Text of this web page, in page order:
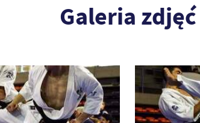
Galeria zdjęć